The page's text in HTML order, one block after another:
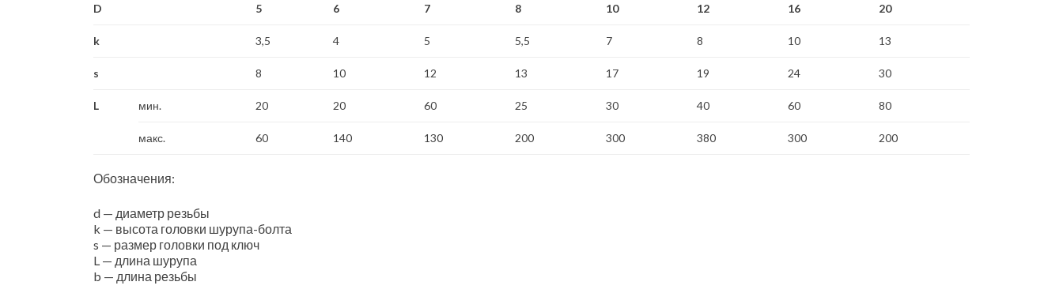
D 5 6 7 8 10 12 16 20
k 3,5 4 5 5,5 7 8 10 13
s 8 10 12 13 17 19 24 30
L мин. 20 20 60 25 30 40 60 80
макс. 60 140 130 200 300 380 300 200
Обозначения:
d — диаметр резьбы
k — высота головки шурупа-болта
s — размер головки под ключ
L — длина шурупа
b — длина резьбы